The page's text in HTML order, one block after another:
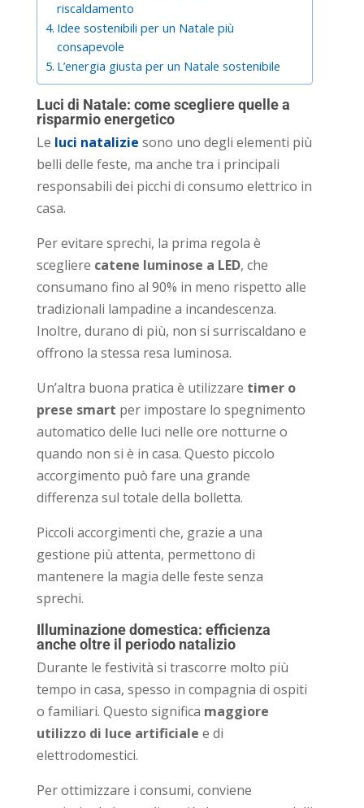
riscaldamento
Idee sostenibili per un Natale più
consapevole
L’energia giusta per un Natale sostenibile
Luci di Natale: come scegliere quelle a
risparmio energetico
Le luci natalizie sono uno degli elementi più
belli delle feste, ma anche tra i principali
responsabili dei picchi di consumo elettrico in
casa.
Per evitare sprechi, la prima regola è
scegliere catene luminose a LED, che
consumano fino al 90% in meno rispetto alle
tradizionali lampadine a incandescenza.
Inoltre, durano di più, non si surriscaldano e
offrono la stessa resa luminosa.
Un’altra buona pratica è utilizzare timer o
prese smart per impostare lo spegnimento
automatico delle luci nelle ore notturne o
quando non si è in casa. Questo piccolo
accorgimento può fare una grande
differenza sul totale della bolletta.
Piccoli accorgimenti che, grazie a una
gestione più attenta, permettono di
mantenere la magia delle feste senza
sprechi.
Illuminazione domestica: efficienza
anche oltre il periodo natalizio
Durante le festività si trascorre molto più
tempo in casa, spesso in compagnia di ospiti
o familiari. Questo significa maggiore
utilizzo di luce artificiale e di
elettrodomestici.
Per ottimizzare i consumi, conviene